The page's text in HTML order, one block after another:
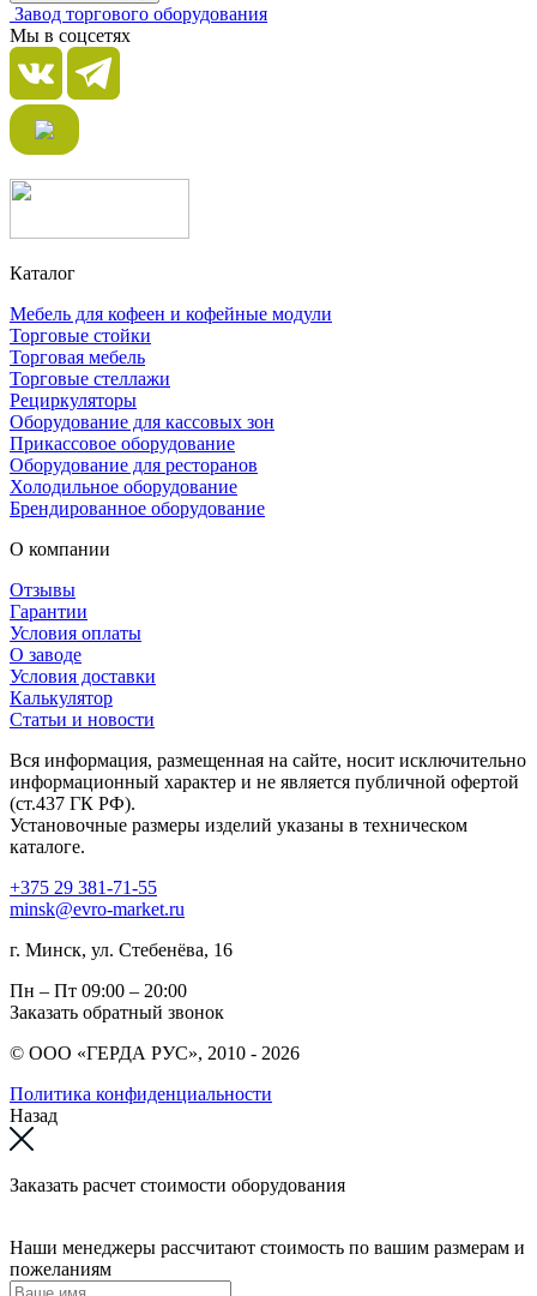
Завод торгового оборудования
Мы в соцсетях
Каталог
Мебель для кофеен и кофейные модули
Торговые стойки
Торговая мебель
Торговые стеллажи
Рециркуляторы
Оборудование для кассовых зон
Прикассовое оборудование
Оборудование для ресторанов
Холодильное оборудование
Брендированное оборудование
О компании
Отзывы
Гарантии
Условия оплаты
О заводе
Условия доставки
Калькулятор
Статьи и новости
Вся информация, размещенная на сайте, носит исключительно
информационный характер и не является публичной офертой
(ст.437 ГК РФ).
Установочные размеры изделий указаны в техническом
каталоге.
+375 29 381-71-55
minsk@evro-market.ru
г. Минск, ул. Стебенёва, 16
Пн – Пт 09:00 – 20:00
Заказать обратный звонок
© ООО «ГЕРДА РУС», 2010 - 2026
Политика конфиденциальности
Назад
Заказать расчет стоимости оборудования
Наши менеджеры рассчитают стоимость по вашим размерам и
пожеланиям